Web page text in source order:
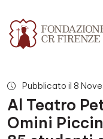
Al Teatro
Pubblicato il 8
Al Teatro
Omini